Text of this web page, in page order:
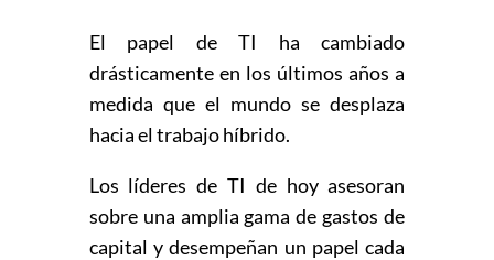
El papel de TI ha cambiado
drásticamente en los últimos años a
medida que el mundo se desplaza
hacia el trabajo híbrido.
Los líderes de TI de hoy asesoran
sobre una amplia gama de gastos de
capital y desempeñan un papel cada